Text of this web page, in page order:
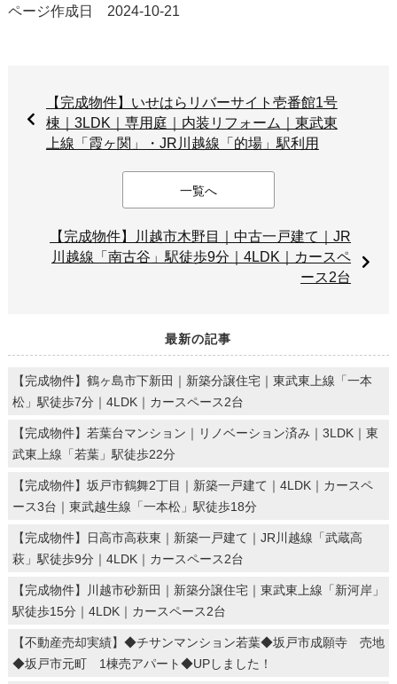
ページ作成日 2024-10-21
【完成物件】いせはらリバーサイト壱番館1号
棟｜3LDK｜専用庭｜内装リフォーム｜東武東
上線「霞ヶ関」・JR川越線「的場」駅利用
一覧へ
【完成物件】川越市木野目｜中古一戸建て｜JR
川越線「南古谷」駅徒歩9分｜4LDK｜カースペ
ース2台
最新の記事
【完成物件】鶴ヶ島市下新田｜新築分譲住宅｜東武東上線「一本
松」駅徒歩7分｜4LDK｜カースペース2台
【完成物件】若葉台マンション｜リノベーション済み｜3LDK｜東
武東上線「若葉」駅徒歩22分
【完成物件】坂戸市鶴舞2丁目｜新築一戸建て｜4LDK｜カースペ
ース3台｜東武越生線「一本松」駅徒歩18分
【完成物件】日高市高萩東｜新築一戸建て｜JR川越線「武蔵高
萩」駅徒歩9分｜4LDK｜カースペース2台
【完成物件】川越市砂新田｜新築分譲住宅｜東武東上線「新河岸」
駅徒歩15分｜4LDK｜カースペース2台
【不動産売却実績】◆チサンマンション若葉◆坂戸市成願寺 売地
◆坂戸市元町 1棟売アパート◆UPしました！